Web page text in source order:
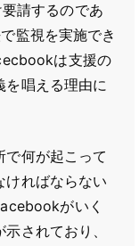
請するのであ
監視を実施でき
は支援の
を唱える理由に
で何が起こって
ければならない
がいく
されており、